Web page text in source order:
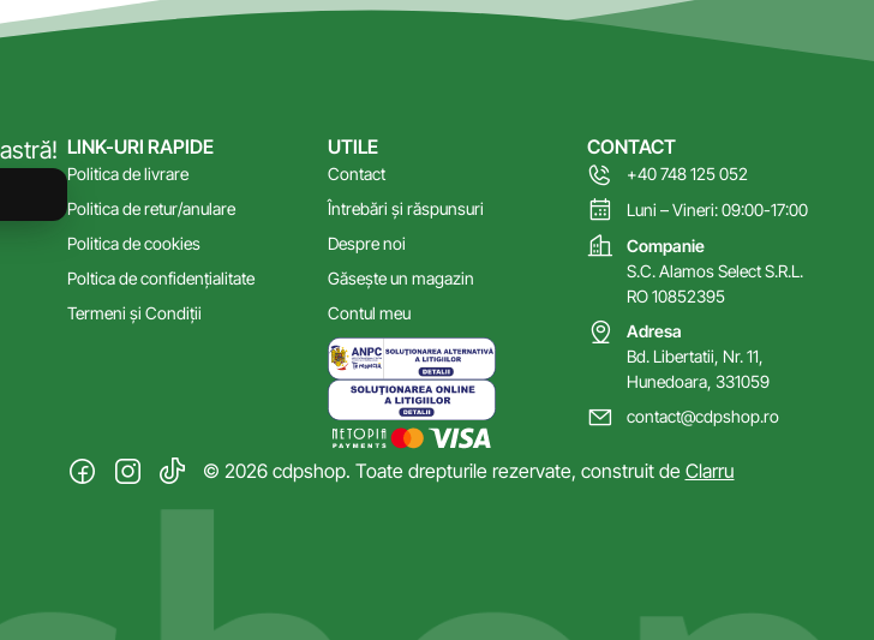
LINK-URI RAPIDE
Politica de livrare
Politica de retur/anulare
Politica de cookies
Poltica de confidențialitate
Termeni și Condiții
UTILE
Contact
Întrebări și răspunsuri
Despre noi
Găsește un magazin
Contul meu
CONTACT
+40 748 125 052
Luni – Vineri: 09:00-17:00
Companie
S.C. Alamos Select S.R.L.
RO 10852395
Adresa
Bd. Libertatii, Nr. 11,
Hunedoara, 331059
contact@cdpshop.ro
© 2026 cdpshop. Toate drepturile rezervate, construit de Clarru